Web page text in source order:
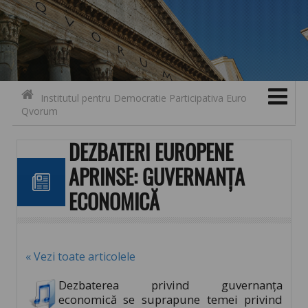
Contact
Skip to content
Institutul pentru Democratie Participativa Euro
Qvorum
DEZBATERI EUROPENE
APRINSE: GUVERNANȚA
ECONOMICĂ
« Vezi toate articolele
Dezbaterea privind guvernanța
economică se suprapune temei privind